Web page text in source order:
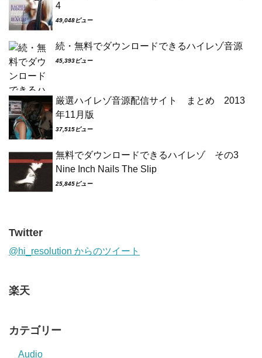
4
49,048ビュー
続・無料でダウンロードできるハイレゾ音源
45,393ビュー
厳選ハイレゾ音源配信サイト まとめ 2013
年11月版
37,515ビュー
無料でダウンロードできるハイレゾ その3
Nine Inch Nails The Slip
25,845ビュー
Twitter
@hi_resolution からのツイート
楽天
カテゴリー
Audio